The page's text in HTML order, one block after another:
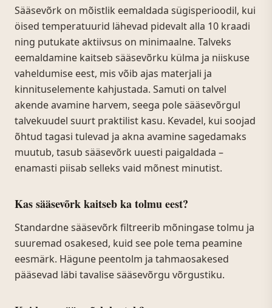
Sääsevõrk on mõistlik eemaldada sügisperioodil, kui
öised temperatuurid lähevad pidevalt alla 10 kraadi
ning putukate aktiivsus on minimaalne. Talveks
eemaldamine kaitseb sääsevõrku külma ja niiskuse
vaheldumise eest, mis võib ajas materjali ja
kinnituselemente kahjustada. Samuti on talvel
akende avamine harvem, seega pole sääsevõrgul
talvekuudel suurt praktilist kasu. Kevadel, kui soojad
õhtud tagasi tulevad ja akna avamine sagedamaks
muutub, tasub sääsevõrk uuesti paigaldada –
enamasti piisab selleks vaid mõnest minutist.
Kas sääsevõrk kaitseb ka tolmu eest?
Standardne sääsevõrk filtreerib mõningase tolmu ja
suuremad osakesed, kuid see pole tema peamine
eesmärk. Hägune peentolm ja tahmaosakesed
pääsevad läbi tavalise sääsevõrgu võrgustiku.